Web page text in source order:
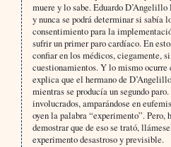
muere y lo sabe. Eduardo
y nunca se podrá determinar si sabía
consentimiento para la
sufrir un primer paro cardíaco. En
confiar en los médicos, ciegamente,
cuestionamientos. Y lo mismo ocurre
explica que el hermano de
mientras se producía un segundo
involucrados, amparándose en
oyen la palabra “experimento”. Pero,
demostrar que de eso se trató,
experimento desastroso y previsible.